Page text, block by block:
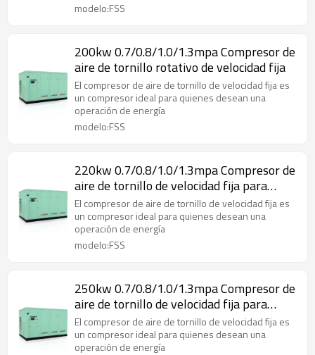
modelo:FSS
200kw 0.7/0.8/1.0/1.3mpa Compresor de
aire de tornillo rotativo de velocidad fija
El compresor de aire de tornillo de velocidad fija es
un compresor ideal para quienes desean una
operación de energía
modelo:FSS
220kw 0.7/0.8/1.0/1.3mpa Compresor de
aire de tornillo de velocidad fija para
industrial
El compresor de aire de tornillo de velocidad fija es
un compresor ideal para quienes desean una
operación de energía
modelo:FSS
250kw 0.7/0.8/1.0/1.3mpa Compresor de
aire de tornillo de velocidad fija para
industrial
El compresor de aire de tornillo de velocidad fija es
un compresor ideal para quienes desean una
operación de energía